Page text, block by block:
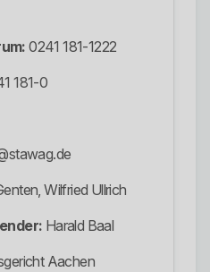
0241 181-1222
181-0
Wilfried Ullrich
Harald Baal
Aachen